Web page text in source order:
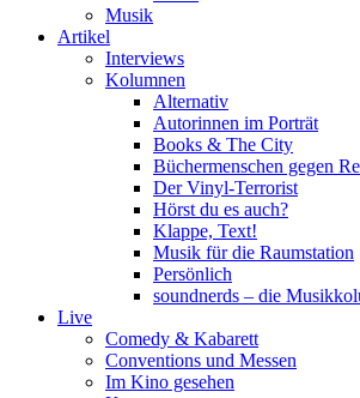
Musik
Artikel
Interviews
Kolumnen
Alternativ
Autorinnen im Porträt
Books & The City
Büchermenschen gegen
Der Vinyl-Terrorist
Hörst du es auch?
Klappe, Text!
Musik für die Raumstation
Persönlich
soundnerds – die
Live
Comedy & Kabarett
Conventions und Messen
Im Kino gesehen